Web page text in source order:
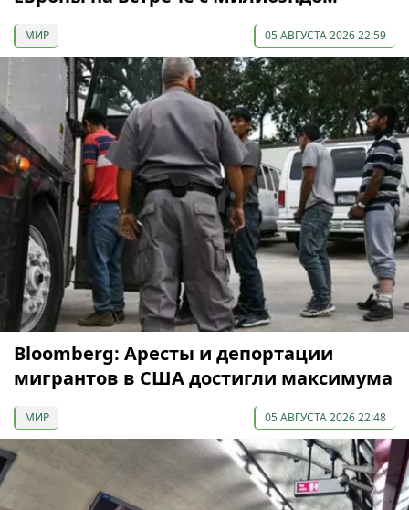
МИР 05 АВГУСТА 2026 22:59
Bloomberg: Аресты и депортации
мигрантов в США достигли максимума
МИР 05 АВГУСТА 2026 22:48